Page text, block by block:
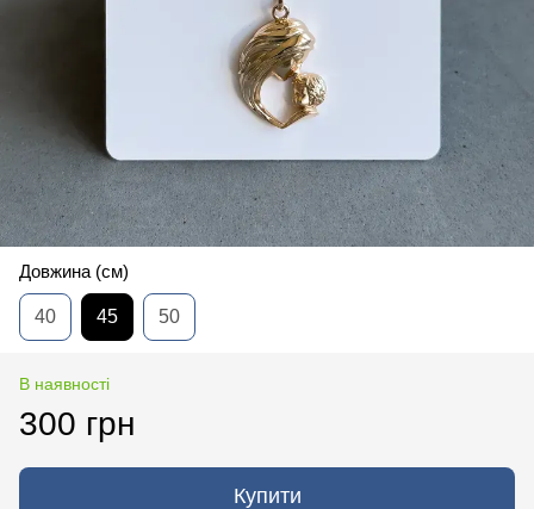
Довжина (см)
40 45 50
В наявності
300 грн
Купити